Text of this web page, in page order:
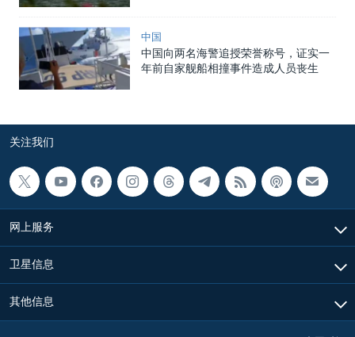
中国
中国向两名海警追授荣誉称号，证实一
年前自家舰船相撞事件造成人员丧生
关注我们
网上服务
卫星信息
其他信息